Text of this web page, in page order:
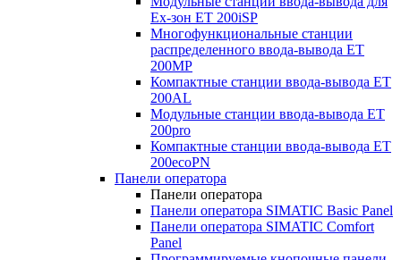
Ex-зон ET 200iSP
Многофункциональные станции
распределенного ввода-вывода ET
200MP
Компактные станции ввода-вывода ET
200AL
Модульные станции ввода-вывода ET
200pro
Компактные станции ввода-вывода ET
200ecoPN
Панели оператора
Панели оператора
Панели оператора SIMATIC Basic Panel
Панели оператора SIMATIC Comfort
Panel